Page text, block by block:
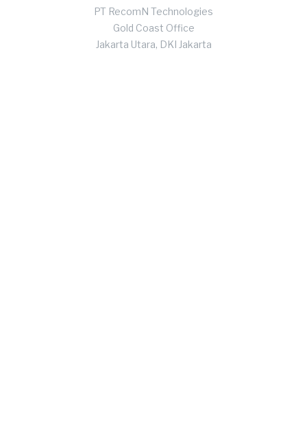
PT RecomN Technologies
Gold Coast Office
Jakarta Utara, DKI Jakarta